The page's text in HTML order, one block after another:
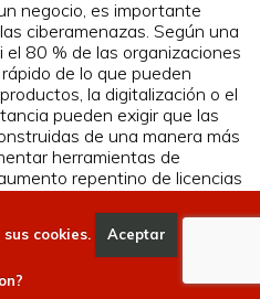
negocio, es importante
ciberamenazas. Según una
el 80 % de las organizaciones
de lo que pueden
la digitalización o el
pueden exigir que las
de una manera más
herramientas de
repentino de licencias
los nuevos riesgos de
en un verdadero desafío.
empresas han tenido que
cookies. Aceptar